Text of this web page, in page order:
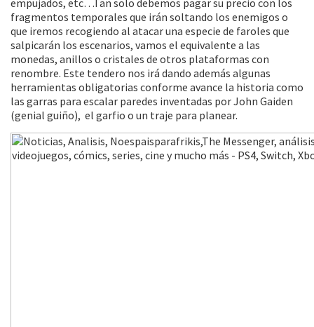
empujados, etc…Tan solo debemos pagar su precio con los
fragmentos temporales que irán soltando los enemigos o
que iremos recogiendo al atacar una especie de faroles que
salpicarán los escenarios, vamos el equivalente a las
monedas, anillos o cristales de otros plataformas con
renombre. Este tendero nos irá dando además algunas
herramientas obligatorias conforme avance la historia como
las garras para escalar paredes inventadas por John Gaiden
(genial guiño), el garfio o un traje para planear.